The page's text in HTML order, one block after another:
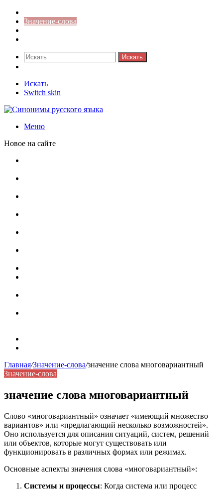
Значение-слова
Искать
Искать
Switch skin
Меню
Новое на сайте
Главная/Значение-слова/значение слова многовариантный
Значение-слова
значение слова многовариантный
Слово «многовариантный» означает «имеющий множество
вариантов» или «предлагающий несколько возможностей».
Оно используется для описания ситуаций, систем, решений
или объектов, которые могут существовать или
функционировать в различных формах или режимах.
Основные аспекты значения слова «многовариантный»:
Системы и процессы: Когда система или процесс